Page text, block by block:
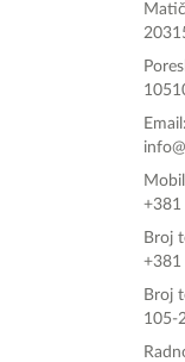
Email:
+381
Broj
+381
Broj
105-